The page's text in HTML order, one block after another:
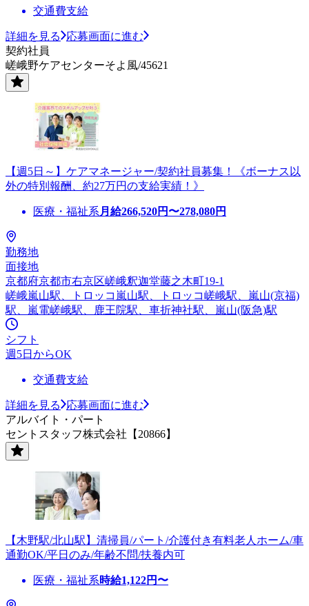
交通費支給
詳細を見る
応募画面に進む
契約社員
嵯峨野ケアセンターそよ風/45621
【週5日～】ケアマネージャー/契約社員募集！《ボーナス以
外の特別報酬、約27万円の支給実績！》
医療・福祉系 月給266,520円〜278,080円
勤務地
面接地
京都府京都市右京区嵯峨釈迦堂藤之木町19-1
嵯峨嵐山駅、トロッコ嵐山駅、トロッコ嵯峨駅、嵐山(京福)
駅、嵐電嵯峨駅、鹿王院駅、車折神社駅、嵐山(阪急)駅
シフト
週5日からOK
交通費支給
詳細を見る
応募画面に進む
アルバイト・パート
セントスタッフ株式会社【20866】
【木野駅/北山駅】清掃員/パート/介護付き有料老人ホーム/車
通勤OK/平日のみ/年齢不問/扶養内可
医療・福祉系時給1,122円〜